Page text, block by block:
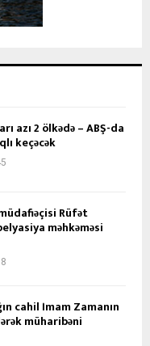
azı 2 ölkədə – ABŞ-da
keçəcək
Rüfət
məhkəməsi
cahil İmam Zamanın
müharibəni